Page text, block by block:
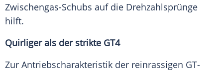
Zwischengas-Schubs auf die Drehzahlsprünge
hilft.
Quirliger als der strikte GT4
Zur Antriebscharakteristik der reinrassigen GT-